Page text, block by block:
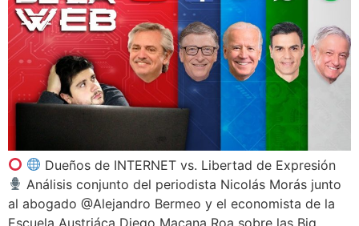
Dueños de INTERNET vs. Libertad de Expresión
Análisis conjunto del periodista Nicolás Morás junto
al abogado @Alejandro Bermeo y el economista de la
Escuela Austriáca Diego Macana Roa sobre las Big